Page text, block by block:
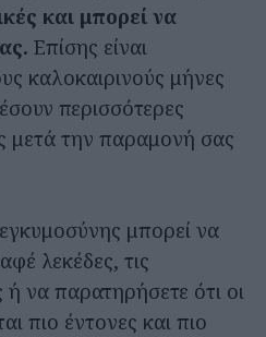
και μπορεί να
Επίσης είναι
καλοκαιρινούς μήνες
περισσότερες
μετά την παραμονή σας
μπορεί να
λεκέδες, τις
να παρατηρήσετε ότι οι
πιο έντονες και πιο